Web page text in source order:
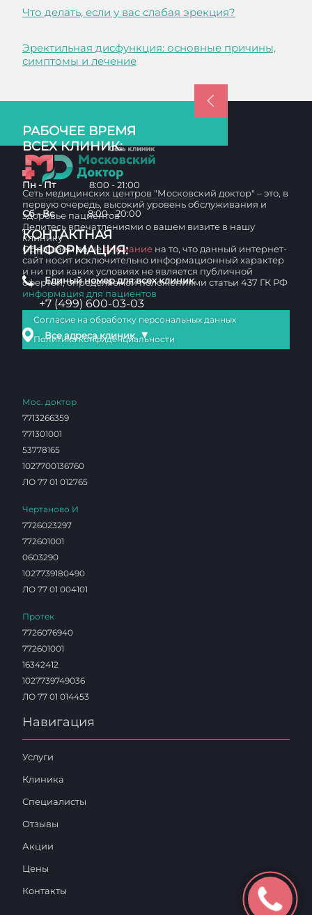
Что делать, если у вас слабая эрекция?
Эректильная дисфункция: основные причины,
симптомы и лечение
РАБОЧЕЕ ВРЕМЯ
ВСЕХ КЛИНИК:
Пн - Пт 8:00 - 21:00
Сб - Вс 8:00 - 20:00
КОНТАКТНАЯ
ИНФОРМАЦИЯ:
Единый номер для всех клиник
+7 (499) 600-03-03
Все адреса клиник ▼
Сеть медицинских центров "Московский доктор" – это, в
первую очередь, высокий уровень обслуживания и
здоровье пациентов
Делитесь впечатлениями о вашем визите в нашу
клинику
Обращаем вашевнимание на то, что данный интернет-
сайт носит исключительно информационный характер
и ни при каких условиях не является публичной
офертой, определяемой положениями статьи 437 ГК РФ
информация для пациентов
Согласие на обработку персональных данных
Политика конфиденциальности
Мос. доктор
7713266359
771301001
53778165
1027700136760
ЛО 77 01 012765
Чертаново И
7726023297
772601001
0603290
1027739180490
ЛО 77 01 004101
Протек
7726076940
772601001
16342412
1027739749036
ЛО 77 01 014453
Навигация
Услуги
Клиника
Специалисты
Отзывы
Акции
Цены
Контакты